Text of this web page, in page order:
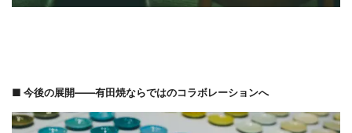
■ 今後の展開――有田焼ならではのコラボレーションへ